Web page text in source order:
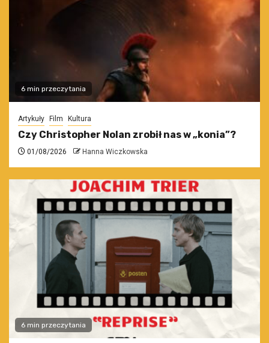
6 min przeczytania
Artykuły Film Kultura
Czy Christopher Nolan zrobił nas w „konia”?
01/08/2026 Hanna Wiczkowska
6 min przeczytania